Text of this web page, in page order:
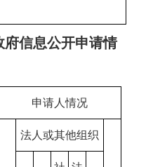
府信息公开申请情
申请人情况
法人或其他组织